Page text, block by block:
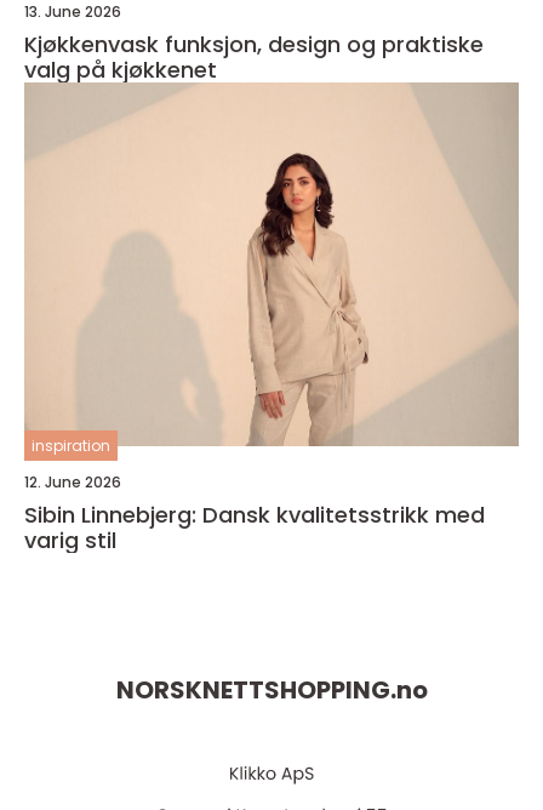
13. June 2026
Kjøkkenvask funksjon, design og praktiske
valg på kjøkkenet
inspiration
12. June 2026
Sibin Linnebjerg: Dansk kvalitetsstrikk med
varig stil
NORSKNETTSHOPPING.no